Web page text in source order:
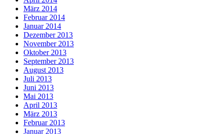
März 2014
Februar 2014
Januar 2014
Dezember 2013
November 2013
Oktober 2013
September 2013
August 2013
Juli 2013
Juni 2013
Mai 2013
April 2013
März 2013
Februar 2013
Januar 2013